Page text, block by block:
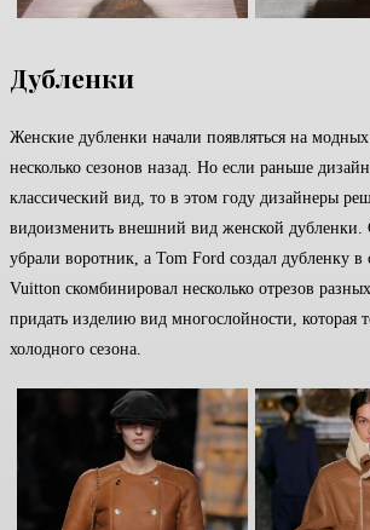
Дубленки
Женские дубленки начали появляться на
несколько сезонов назад. Но если раньше
классический вид, то в этом году дизайнеры
видоизменить внешний вид женской дубленки.
убрали воротник, а Tom Ford создал дубленку
Vuitton скомбинировал несколько отрезов
придать изделию вид многослойности, которая
холодного сезона.